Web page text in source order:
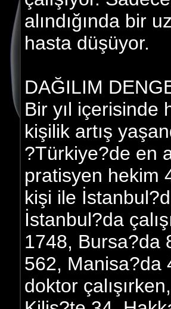
alındığında bir
hasta düşüyor.
DAĞILIM
Bir yıl içerisinde
kişilik artış
?Türkiye?de en
pratisyen hekim
kişi ile
İstanbul?da
1748, Bursa?da
562, Manisa?da
doktor